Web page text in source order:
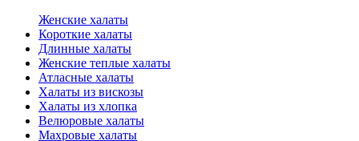
Женские халаты
Короткие халаты
Длинные халаты
Женские теплые халаты
Атласные халаты
Халаты из вискозы
Халаты из хлопка
Велюровые халаты
Махровые халаты